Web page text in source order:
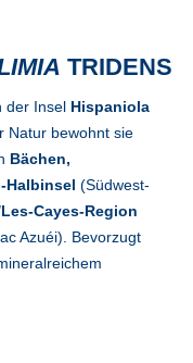
TRIDENS
der Insel Hispaniola
Natur bewohnt sie
Bächen,
Halbinsel (Südwest-
Cayes-Region
Azuéi). Bevorzugt